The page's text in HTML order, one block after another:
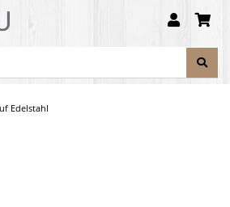
Edelstahl